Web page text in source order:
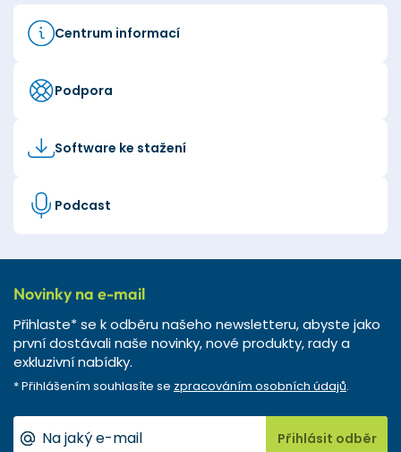
Centrum informací
Podpora
Software ke stažení
Podcast
Novinky na e-mail
Přihlaste* se k odběru našeho newsletteru, abyste jako
první dostávali naše novinky, nové produkty, rady a
exkluzivní nabídky.
* Přihlášením souhlasíte se zpracováním osobních údajů.
Přihlásit odběr